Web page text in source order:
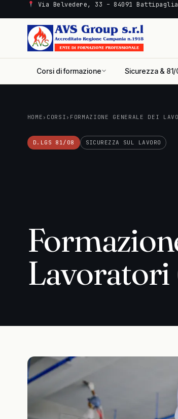
Via Belvedere, 33 – 84091
Corsi di formazione Sicurezza & 81/
HOME › CORSI › FORMAZIONE GENERALE DEI
D.LGS 81/08 SICUREZZA SUL LAVORO
Lavoratori